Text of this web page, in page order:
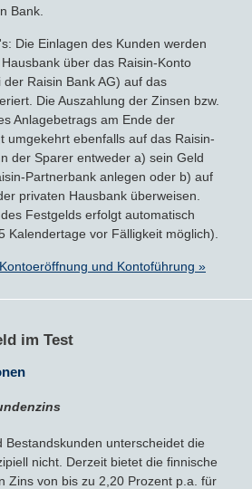
Bank.
Die Einlagen des Kunden werden
über das Raisin-Konto
Raisin Bank AG) auf das
Die Auszahlung der Zinsen bzw.
Anlagebetrags am Ende der
umgekehrt ebenfalls auf das Raisin-
der Sparer entweder a) sein Geld
Partnerbank anlegen oder b) auf
privaten Hausbank überweisen.
Festgelds erfolgt automatisch
Kalendertage vor Fälligkeit möglich).
und Kontoführung »
im Test
Bestandskunden unterscheidet die
nicht. Derzeit bietet die finnische
Zins von bis zu 2,20 Prozent p.a. für